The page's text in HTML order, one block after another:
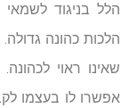
הלל בניגוד
הלכות כהונה
שאינו ראוי
אפשרו לו בעצמו